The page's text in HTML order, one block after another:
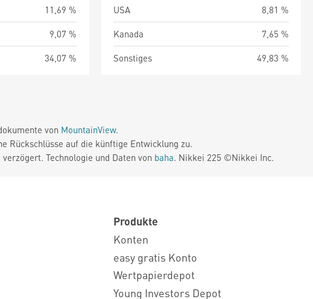
11,69 %
9,07 %
34,07 %
USA
8,81 %
Kanada
7,65 %
Sonstiges
49,83 %
von MountainView.
Rückschlüsse auf die künftige Entwicklung zu.
Technologie und Daten von baha. Nikkei 225 ©Nikkei Inc.
Produkte
Konten
easy gratis Konto
Wertpapierdepot
Young Investors Depot